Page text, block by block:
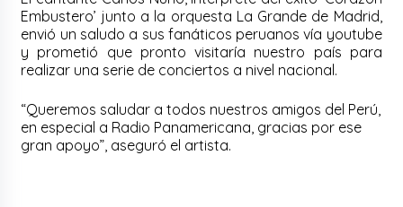
Embustero’ junto a la orquesta La Grande de Madrid,
envió un saludo a sus fanáticos peruanos vía youtube
y prometió que pronto visitaría nuestro país para
realizar una serie de conciertos a nivel nacional.
“Queremos saludar a todos nuestros amigos del Perú,
en especial a Radio Panamericana, gracias por ese
gran apoyo”, aseguró el artista.